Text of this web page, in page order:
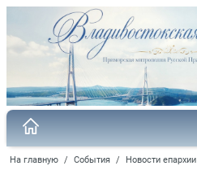
На главную / События / Новости епархии